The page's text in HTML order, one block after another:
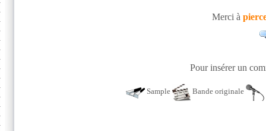
Merci à
Pour insérer un
Sample Bande originale